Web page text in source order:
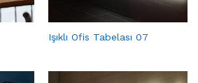
Işıklı Ofis Tabelası 07